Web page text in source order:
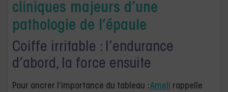
cliniques majeurs d’une
pathologie de l’épaule
Coiffe irritable : l’endurance
d’abord, la force ensuite
Pour ancrer l’importance du tableau :Ameli rappelle